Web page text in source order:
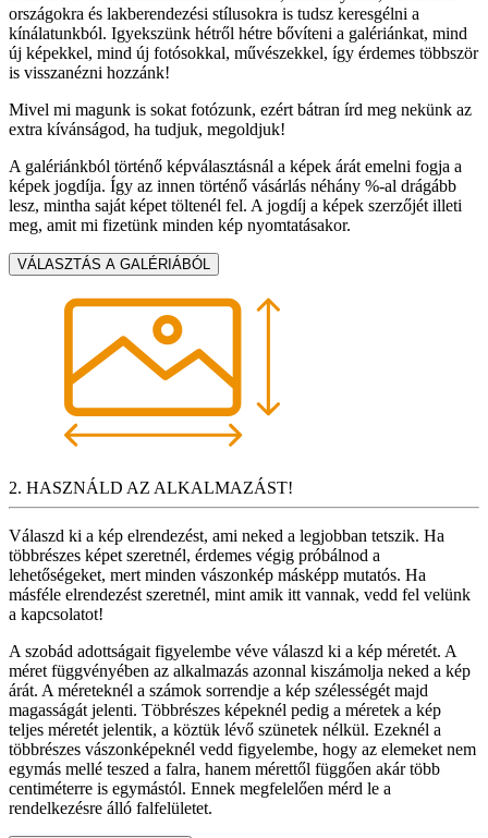
országokra és lakberendezési stílusokra is tudsz keresgélni a
kínálatunkból. Igyekszünk hétről hétre bővíteni a galériánkat, mind
új képekkel, mind új fotósokkal, művészekkel, így érdemes többször
is visszanézni hozzánk!
Mivel mi magunk is sokat fotózunk, ezért bátran írd meg nekünk az
extra kívánságod, ha tudjuk, megoldjuk!
A galériánkból történő képválasztásnál a képek árát emelni fogja a
képek jogdíja. Így az innen történő vásárlás néhány %-al drágább
lesz, mintha saját képet töltenél fel. A jogdíj a képek szerzőjét illeti
meg, amit mi fizetünk minden kép nyomtatásakor.
VÁLASZTÁS A GALÉRIÁBÓL
2. HASZNÁLD AZ ALKALMAZÁST!
Válaszd ki a kép elrendezést, ami neked a legjobban tetszik. Ha
többrészes képet szeretnél, érdemes végig próbálnod a
lehetőségeket, mert minden vászonkép másképp mutatós. Ha
másféle elrendezést szeretnél, mint amik itt vannak, vedd fel velünk
a kapcsolatot!
A szobád adottságait figyelembe véve válaszd ki a kép méretét. A
méret függvényében az alkalmazás azonnal kiszámolja neked a kép
árát. A méreteknél a számok sorrendje a kép szélességét majd
magasságát jelenti. Többrészes képeknél pedig a méretek a kép
teljes méretét jelentik, a köztük lévő szünetek nélkül. Ezeknél a
többrészes vászonképeknél vedd figyelembe, hogy az elemeket nem
egymás mellé teszed a falra, hanem mérettől függően akár több
centiméterre is egymástól. Ennek megfelelően mérd le a
rendelkezésre álló falfelületet.